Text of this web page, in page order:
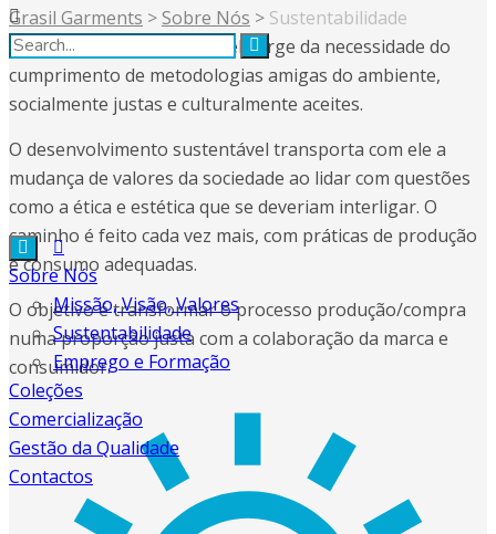
Sobre Nós
Missão, Visão, Valores
Sustentabilidade
Emprego e Formação
Coleções
Comercialização
Gestão da Qualidade
Contactos
Grasil Garments > Sobre Nós > Sustentabilidade
Uma moda mais sustentável surge da necessidade do
cumprimento de metodologias amigas do ambiente,
socialmente justas e culturalmente aceites.
O desenvolvimento sustentável transporta com ele a
mudança de valores da sociedade ao lidar com questões
como a ética e estética que se deveriam interligar. O
caminho é feito cada vez mais, com práticas de produção
e consumo adequadas.
O objetivo é transformar o processo produção/compra
numa proporção justa com a colaboração da marca e
consumidor.